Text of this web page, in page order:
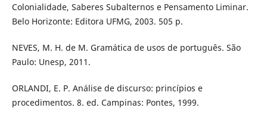
Colonialidade, Saberes Subalternos e Pensamento Liminar.
Belo Horizonte: Editora UFMG, 2003. 505 p.
NEVES, M. H. de M. Gramática de usos de português. São
Paulo: Unesp, 2011.
ORLANDI, E. P. Análise de discurso: princípios e
procedimentos. 8. ed. Campinas: Pontes, 1999.